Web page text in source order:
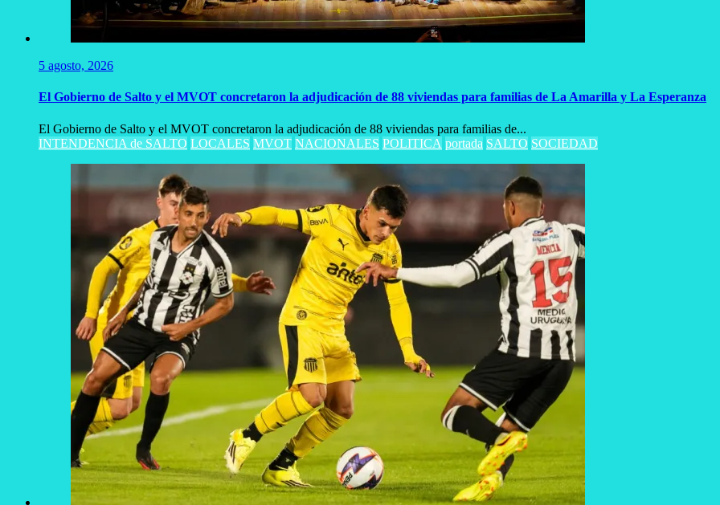
5 agosto, 2026
El Gobierno de Salto y el MVOT concretaron la adjudicación de 88 viviendas para familias de La Amarilla y La Esperanza
El Gobierno de Salto y el MVOT concretaron la adjudicación de 88 viviendas para familias de...
INTENDENCIA de SALTO LOCALES MVOT NACIONALES POLITICA portada SALTO SOCIEDAD